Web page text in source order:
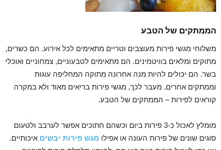
הממתקים של הטבע
משלוחי מגשי פירות מעוצבים וטריים מתאימים לכל אירוע. הם כשרים,
מתוקים ומלאים בוויטמינים. הם מתאימים לטבעוניים, צמחוניים ואוכלי
בשר. הם יכולים להיות מנה אחרונה מתוקה המחליפה עוגות
וממתקים אחרים. מעבר לכך, מגשי פירות בריאים מאוד ולא במקרה
קוראים לפירות – הממתקים של הטבע.
מומלץ לאכול כ-3 פירות ביום וכשהם חתוכים אפשר לערבב ולטעום
סוגים שונים של פירות העונה או אפילו מגש פירות יבשים איכותיים.